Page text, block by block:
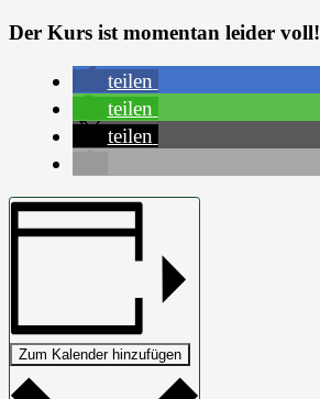
Der Kurs ist momentan leider voll!
teilen
teilen
teilen
Zum Kalender hinzufügen